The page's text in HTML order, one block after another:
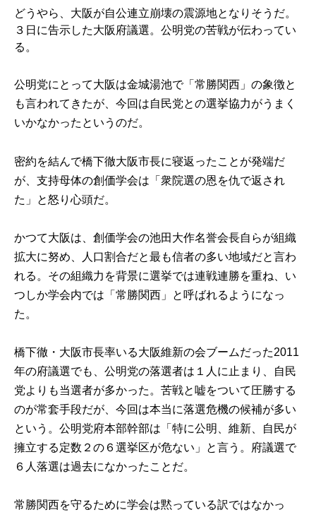
どうやら、大阪が自公連立崩壊の震源地となりそうだ。
３日に告示した大阪府議選。公明党の苦戦が伝わってい
る。
公明党にとって大阪は金城湯池で「常勝関西」の象徴と
も言われてきたが、今回は自民党との選挙協力がうまく
いかなかったというのだ。
密約を結んで橋下徹大阪市長に寝返ったことが発端だ
が、支持母体の創価学会は「衆院選の恩を仇で返され
た」と怒り心頭だ。
かつて大阪は、創価学会の池田大作名誉会長自らが組織
拡大に努め、人口割合だと最も信者の多い地域だと言わ
れる。その組織力を背景に選挙では連戦連勝を重ね、い
つしか学会内では「常勝関西」と呼ばれるようになっ
た。
橋下徹・大阪市長率いる大阪維新の会ブームだった2011
年の府議選でも、公明党の落選者は１人に止まり、自民
党よりも当選者が多かった。苦戦と嘘をついて圧勝する
のが常套手段だが、今回は本当に落選危機の候補が多い
という。公明党府本部幹部は「特に公明、維新、自民が
擁立する定数２の６選挙区が危ない」と言う。府議選で
６人落選は過去になかったことだ。
常勝関西を守るために学会は黙っている訳ではなかっ